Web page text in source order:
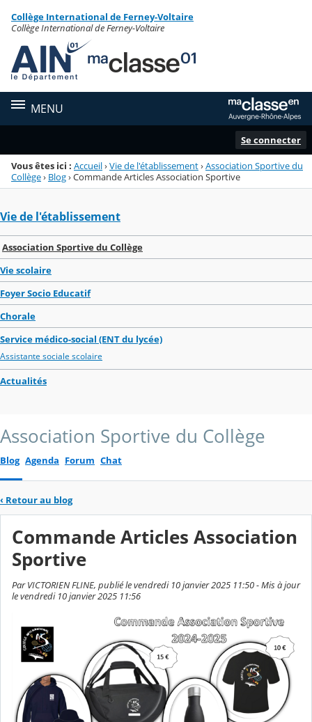
Menu de la rubrique
Contenu
Collège International de Ferney-Voltaire
Collège International de Ferney-Voltaire
MENU
Se connecter
Vous êtes ici : Accueil›Vie de l'établissement›Association Sportive du
Collège› Blog›Commande Articles Association Sportive
Vie de l'établissement
Association Sportive du Collège
Vie scolaire
Foyer Socio Educatif
Chorale
Service médico-social (ENT du lycée)
Assistante sociale scolaire
Actualités
Association Sportive du Collège
Blog Agenda Forum Chat
‹ Retour au blog
Commande Articles Association
Sportive
Par VICTORIEN FLINE, publié le vendredi 10 janvier 2025 11:50 - Mis à jour
le vendredi 10 janvier 2025 11:56